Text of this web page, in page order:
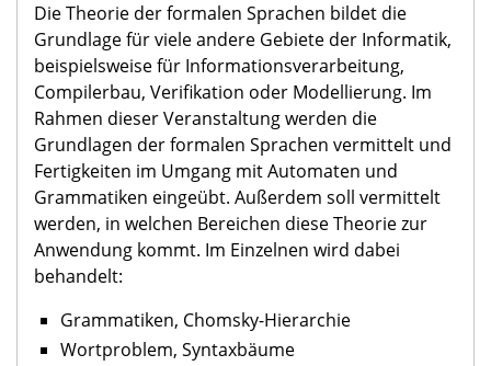
Die Theorie der formalen Sprachen bildet die
Grundlage für viele andere Gebiete der Informatik,
beispielsweise für Informationsverarbeitung,
Compilerbau, Verifikation oder Modellierung. Im
Rahmen dieser Veranstaltung werden die
Grundlagen der formalen Sprachen vermittelt und
Fertigkeiten im Umgang mit Automaten und
Grammatiken eingeübt. Außerdem soll vermittelt
werden, in welchen Bereichen diese Theorie zur
Anwendung kommt. Im Einzelnen wird dabei
behandelt:
Grammatiken, Chomsky-Hierarchie
Wortproblem, Syntaxbäume